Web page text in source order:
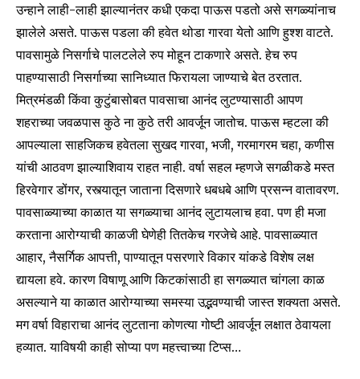
उन्हाने लाही-लाही झाल्यानंतर कधी एकदा पाऊस पडतो असे सगळ्यांनाच
झालेले असते. पाऊस पडला की हवेत थोडा गारवा येतो आणि हुश्श वाटते.
पावसामुळे निसर्गाचे पालटलेले रुप मोहून टाकणारे असते. हेच रुप
पाहण्यासाठी निसर्गाच्या सानिध्यात फिरायला जाण्याचे बेत ठरतात.
मित्रमंडळी किंवा कुटुंबासोबत पावसाचा आनंद लुटण्यासाठी आपण
शहराच्या जवळपास कुठे ना कुठे तरी आवर्जून जातोच. पाऊस म्हटला की
आपल्याला साहजिकच हवेतला सुखद गारवा, भजी, गरमागरम चहा, कणीस
यांची आठवण झाल्याशिवाय राहत नाही. वर्षा सहल म्हणजे सगळीकडे मस्त
हिरवेगार डोंगर, रस्त्यातून जाताना दिसणारे धबधबे आणि प्रसन्न वातावरण.
पावसाळ्याच्या काळात या सगळ्याचा आनंद लुटायलाच हवा. पण ही मजा
करताना आरोग्याची काळजी घेणेही तितकेच गरजेचे आहे. पावसाळ्यात
आहार, नैसर्गिक आपत्ती, पाण्यातून पसरणारे विकार यांकडे विशेष लक्ष
द्यायला हवे. कारण विषाणू आणि किटकांसाठी हा सगळ्यात चांगला काळ
असल्याने या काळात आरोग्याच्या समस्या उद्भवण्याची जास्त शक्यता असते.
मग वर्षा विहाराचा आनंद लुटताना कोणत्या गोष्टी आवर्जून लक्षात ठेवायला
हव्यात. याविषयी काही सोप्या पण महत्त्वाच्या टिप्स…